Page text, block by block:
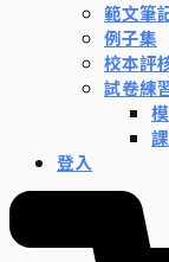
範文筆
例子集
校本評
試卷練
登入